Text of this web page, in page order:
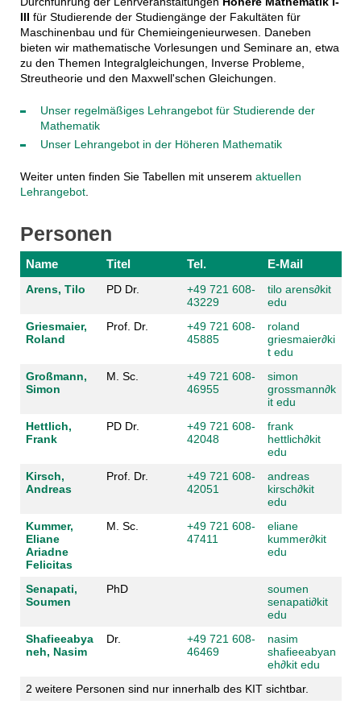
III für Studierende der Studiengänge der Fakultäten für
Maschinenbau und für Chemieingenieurwesen. Daneben
bieten wir mathematische Vorlesungen und Seminare an, etwa
zu den Themen Integralgleichungen, Inverse Probleme,
Streutheorie und den Maxwell'schen Gleichungen.
Unser regelmäßiges Lehrangebot für Studierende der
Mathematik
Unser Lehrangebot in der Höheren Mathematik
Weiter unten finden Sie Tabellen mit unserem aktuellen
Lehrangebot.
Personen
Name Titel Tel. E-Mail
Arens, Tilo PD Dr.
+49 721 608-
43229
tilo arens∂kit
edu
Griesmaier,
Roland
Prof. Dr.
+49 721 608-
45885
roland
griesmaier∂ki
t edu
Großmann,
Simon
M. Sc.
+49 721 608-
46955
simon
grossmann∂k
it edu
Hettlich,
Frank
PD Dr.
+49 721 608-
42048
frank
hettlich∂kit
edu
Kirsch,
Andreas
Prof. Dr.
+49 721 608-
42051
andreas
kirsch∂kit
edu
Kummer,
Eliane
Ariadne
Felicitas
M. Sc.
+49 721 608-
47411
eliane
kummer∂kit
edu
Senapati,
Soumen
PhD
soumen
senapati∂kit
edu
Shafieeabya
neh, Nasim
Dr.
+49 721 608-
46469
nasim
shafieeabyan
eh∂kit edu
2 weitere Personen sind nur innerhalb des KIT sichtbar.